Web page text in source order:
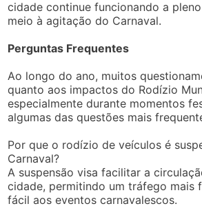
cidade continue funcionando a
meio à agitação do Carnaval.
Perguntas Frequentes
Ao longo do ano, muitos
quanto aos impactos do Rodízio
especialmente durante momentos
algumas das questões mais
Por que o rodízio de veículos é
Carnaval?
A suspensão visa facilitar a
cidade, permitindo um tráfego mais
fácil aos eventos carnavalescos.